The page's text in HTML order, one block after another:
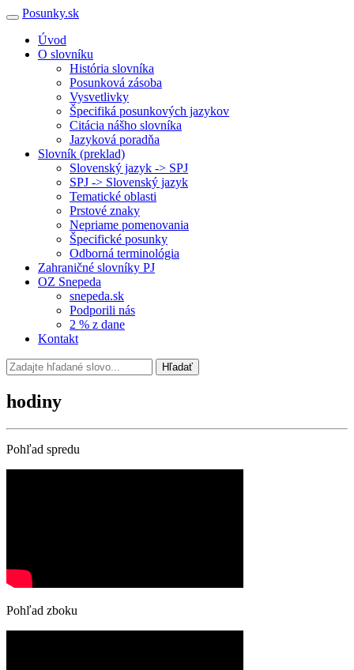
Posunky.sk
Úvod
O slovníku
História slovníka
Posunková zásoba
Vysvetlivky
Špecifiká posunkových jazykov
Citácia nášho slovníka
Jazyková poradňa
Slovník (preklad)
Slovenský jazyk -> SPJ
SPJ -> Slovenský jazyk
Tematické oblasti
Prstové znaky
Nepriame pomenovania
Špecifické posunky
Odborná terminológia
Zahraničné slovníky PJ
OZ Snepeda
snepeda.sk
Podporili nás
2 % z dane
Kontakt
Hľadať
hodiny
Pohľad spredu
Pohľad zboku